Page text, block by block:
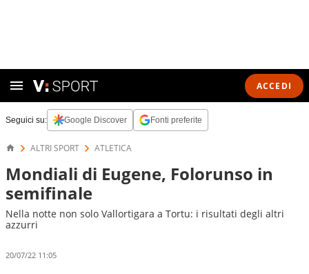
ACCEDI
Seguici su: Google Discover Fonti preferite
ALTRI SPORT ATLETICA
Mondiali di Eugene, Folorunso in
semifinale
Nella notte non solo Vallortigara a Tortu: i risultati degli altri
azzurri
20/07/22 11:05